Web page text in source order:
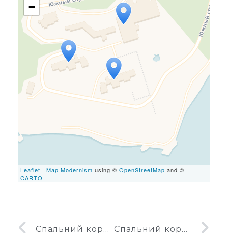
Travelers' Map is loading...
If you see this after your
page is loaded completely,
leafletJS files are missing.
−
Leaflet | Map Modernism using © OpenStreetMap and ©
CARTO
Спальний корпус № 1 санаторію Південний у Санаторному Спальний корпус № 3 санаторію Південний у Санаторному